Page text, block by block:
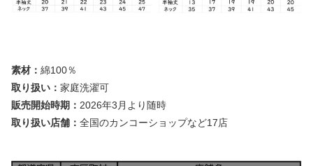
素材： 綿100％
取り扱い： 家庭洗濯可
販売開始時期： 2026年3月より随時
取り扱い店舗： 全国のカンコーショップなど17店